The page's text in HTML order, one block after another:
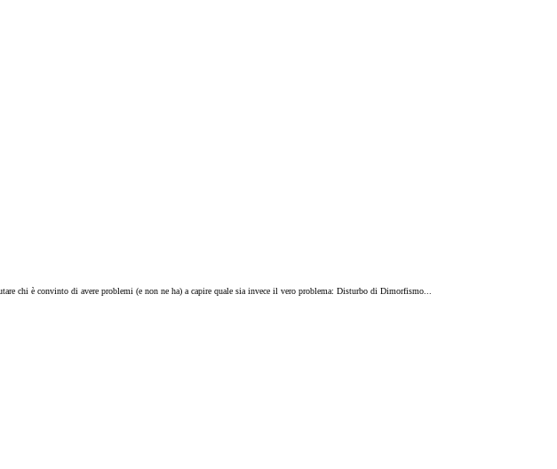
chi è convinto di avere problemi (e non ne ha) a capire quale sia invece il vero problema: Disturbo di Dimorfismo...